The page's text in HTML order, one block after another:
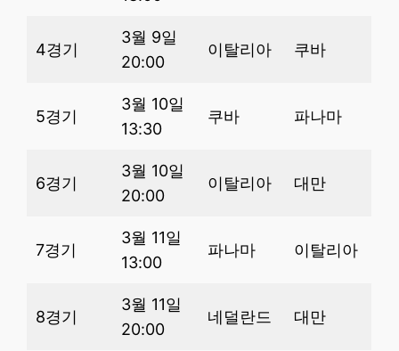
4경기
3월 9일
20:00
이탈리아 쿠바
5경기
3월 10일
13:30
쿠바 파나마
6경기
3월 10일
20:00
이탈리아 대만
7경기
3월 11일
13:00
파나마 이탈리아
8경기
3월 11일
20:00
네덜란드 대만